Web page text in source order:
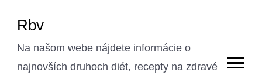
Rbv
Na našom webe nájdete informácie o
najnovších druhoch diét, recepty na zdravé